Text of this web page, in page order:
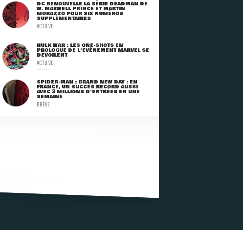
DC RENOUVELLE LA SÉRIE DEADMAN DE
W. MAXWELL PRINCE ET MARTIN
MORAZZO POUR SIX NUMÉROS
SUPPLÉMENTAIRES
ACTU VO
HULK WAR : LES ONE-SHOTS EN
PROLOGUE DE L'ÉVÈNEMENT MARVEL SE
DÉVOILENT
ACTU VO
SPIDER-MAN : BRAND NEW DAY : EN
FRANCE, UN SUCCÈS RECORD AUSSI
AVEC 3 MILLIONS D'ENTRÉES EN UNE
SEMAINE
BRÈVE